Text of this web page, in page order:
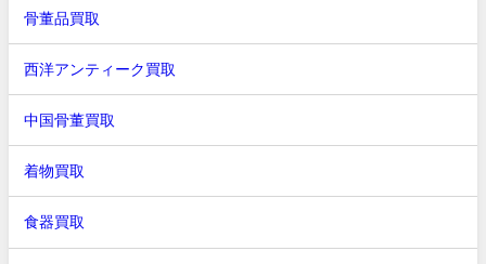
骨董品買取
西洋アンティーク買取
中国骨董買取
着物買取
食器買取